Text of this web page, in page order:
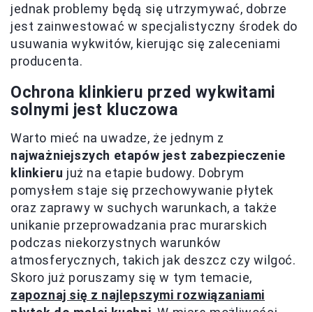
jednak problemy będą się utrzymywać, dobrze
jest zainwestować w specjalistyczny środek do
usuwania wykwitów, kierując się zaleceniami
producenta.
Ochrona klinkieru przed wykwitami
solnymi jest kluczowa
Warto mieć na uwadze, że jednym z
najważniejszych etapów jest zabezpieczenie
klinkieru już na etapie budowy. Dobrym
pomysłem staje się przechowywanie płytek
oraz zaprawy w suchych warunkach, a także
unikanie przeprowadzania prac murarskich
podczas niekorzystnych warunków
atmosferycznych, takich jak deszcz czy wilgoć.
Skoro już poruszamy się w tym temacie,
zapoznaj się z najlepszymi rozwiązaniami